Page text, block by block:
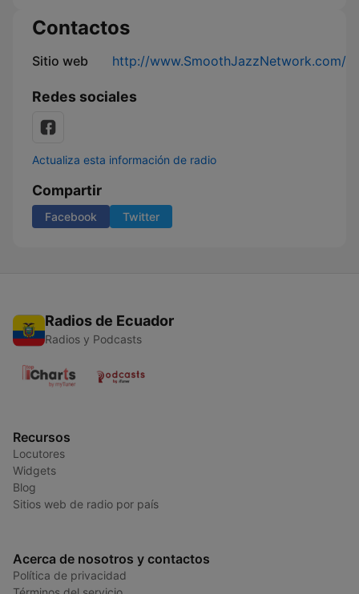
Contactos
Sitio web http://www.SmoothJazzNetwork.com/
Redes sociales
Actualiza esta información de radio
Compartir
Facebook Twitter
Radios de Ecuador
Radios y Podcasts
Recursos
Locutores
Widgets
Blog
Sitios web de radio por país
Acerca de nosotros y contactos
Política de privacidad